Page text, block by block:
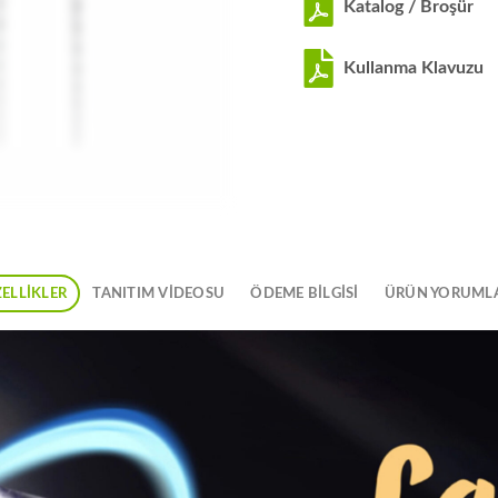
Katalog / Broşür
Kullanma Klavuzu
TANITIM VIDEOSU ÖDEME BİLGİSİ ÜRÜN